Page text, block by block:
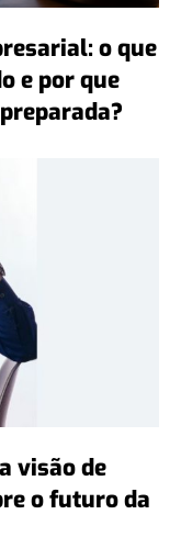
o que
e por que
visão de
o futuro da